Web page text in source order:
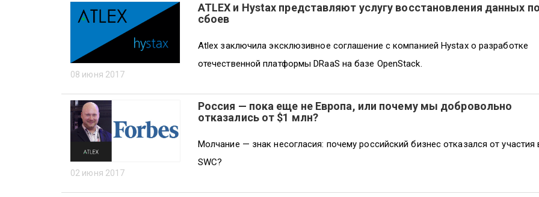
08 июня 2017
ATLEX и Hystax представляют услугу восстановления данных
сбоев
Atlex заключила эксклюзивное соглашение с компанией Hystax о разработке
отечественной платформы DRaaS на базе OpenStack.
02 июня 2017
Россия — пока еще не Европа, или почему мы добровольно
отказались от $1 млн?
Молчание — знак несогласия: почему российский бизнес отказался от участия
SWC?